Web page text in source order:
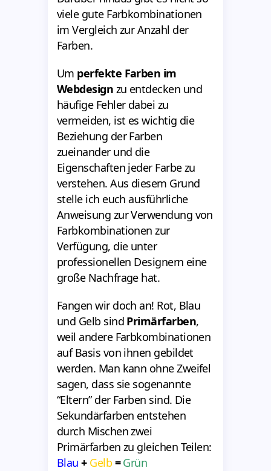
viele gute Farbkombinationen
im Vergleich zur Anzahl der
Farben.
Um perfekte Farben im
Webdesign zu entdecken und
häufige Fehler dabei zu
vermeiden, ist es wichtig die
Beziehung der Farben
zueinander und die
Eigenschaften jeder Farbe zu
verstehen. Aus diesem Grund
stelle ich euch ausführliche
Anweisung zur Verwendung von
Farbkombinationen zur
Verfügung, die unter
professionellen Designern eine
große Nachfrage hat.
Fangen wir doch an! Rot, Blau
und Gelb sind Primärfarben,
weil andere Farbkombinationen
auf Basis von ihnen gebildet
werden. Man kann ohne Zweifel
sagen, dass sie sogenannte
“Eltern” der Farben sind. Die
Sekundärfarben entstehen
durch Mischen zwei
Primärfarben zu gleichen Teilen:
Blau + Gelb =Grün